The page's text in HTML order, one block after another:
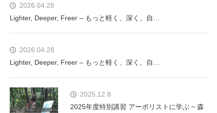
2026.04.28
Lighter, Deeper, Freer – もっと軽く、深く、自…
2026.04.28
Lighter, Deeper, Freer – もっと軽く、深く、自…
2025.12.8
2025年度特別講習 アーボリストに学ぶ ~ 森